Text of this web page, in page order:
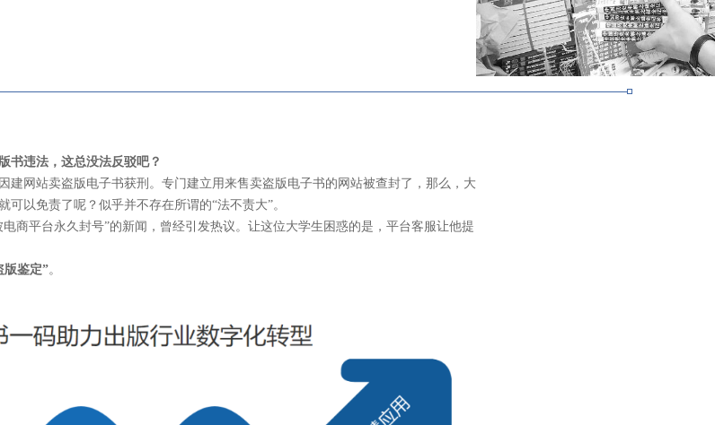
书违法，这总没法反驳吧？
建网站卖盗版电子书获刑。专门建立用来售卖盗版电子书的网站被查封了，那么，大
以免责了呢？似乎并不存在所谓的“法不责大”。
商平台永久封号”的新闻，曾经引发热议。让这位大学生困惑的是，平台客服让他提
版鉴定”。